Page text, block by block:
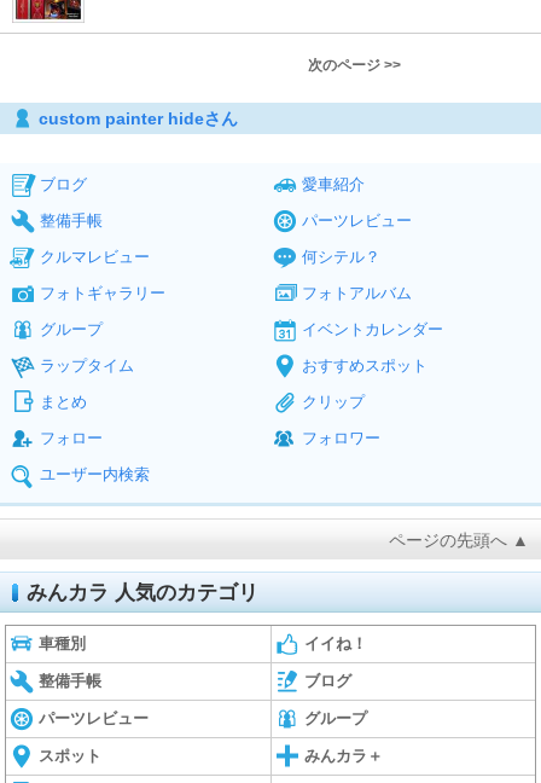
次のページ >>
custom painter hideさん
ブログ
愛車紹介
整備手帳
パーツレビュー
クルマレビュー
何シテル？
フォトギャラリー
フォトアルバム
グループ
イベントカレンダー
ラップタイム
おすすめスポット
まとめ
クリップ
フォロー
フォロワー
ユーザー内検索
ページの先頭へ ▲
みんカラ 人気のカテゴリ
車種別 イイね！
整備手帳 ブログ
パーツレビュー グループ
スポット みんカラ＋